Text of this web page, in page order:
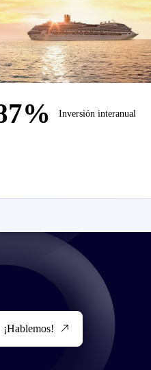
Inversión interanual
¡Hablemos!